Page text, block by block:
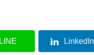
LINE LinkedIn